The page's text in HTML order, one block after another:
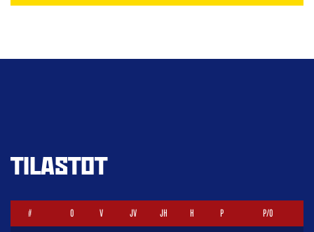
TILASTOT
# O V JV JH H P P/O